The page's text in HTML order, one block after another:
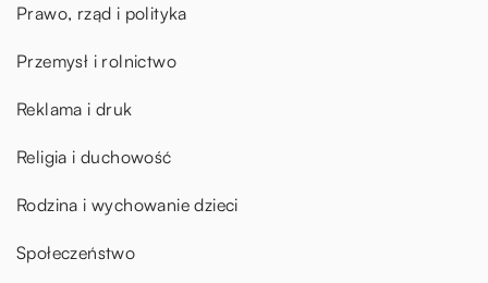
Prawo, rząd i polityka
Przemysł i rolnictwo
Reklama i druk
Religia i duchowość
Rodzina i wychowanie dzieci
Społeczeństwo